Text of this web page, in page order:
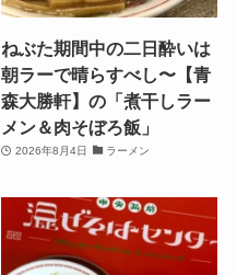
ねぶた期間中の二日酔いは
朝ラーで晴らすべし〜【青
森大勝軒】の「煮干しラー
メン＆肉そぼろ飯」
2026年8月4日 ラーメン